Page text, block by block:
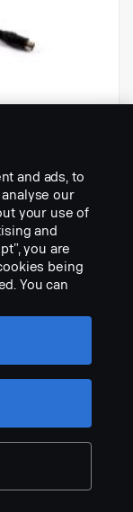
4 kolíky.
konektor MINI DIN
and ads, to
our
your use of
and
you are
being
You can
you’d like to
of how we